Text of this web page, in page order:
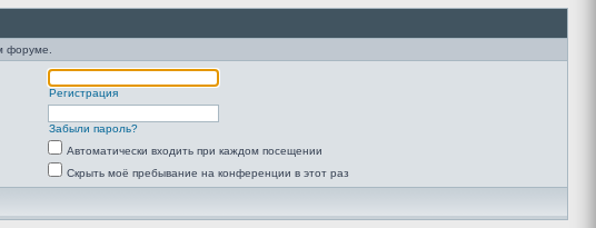
форуме.
Регистрация
Забыли пароль?
Автоматически входить при каждом посещении
Скрыть моё пребывание на конференции в этот раз